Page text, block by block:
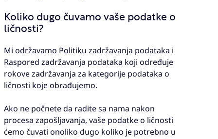
Koliko dugo čuvamo vaše podatke o
ličnosti?
Mi održavamo Politiku zadržavanja podataka i
Raspored zadržavanja podataka koji određuje
rokove zadržavanja za kategorije podataka o
ličnosti koje obrađujemo.
Ako ne počnete da radite sa nama nakon
procesa zapošljavanja, vaše podatke o ličnosti
ćemo čuvati onoliko dugo koliko je potrebno u